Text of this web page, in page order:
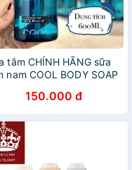
tắm CHÍNH HÃNG sữa
nam COOL BODY SOAP
150.000 đ